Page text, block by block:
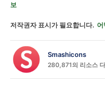
보
저작권자 표시가 필요합니다.
Smashicons
280,871의 리소스